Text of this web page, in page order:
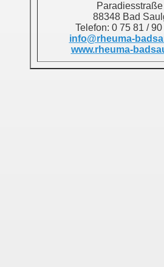
88348 Bad
Telefon: 0 75 81 /
info@rheuma-
www.rheuma-